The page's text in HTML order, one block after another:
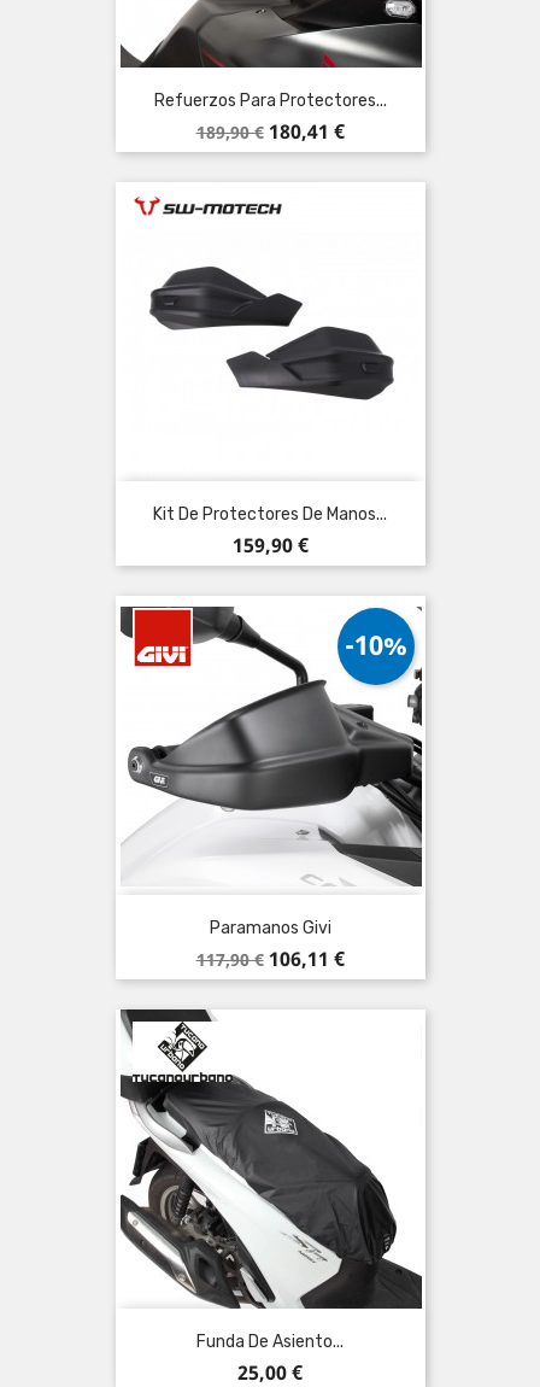
Refuerzos Para Protectores...
Precio
base
189,90 € Precio
180,41 €
Kit De Protectores De Manos...
Precio
159,90 €
Paramanos Givi
Precio
base
117,90 €
-10%
Precio
106,11 €
Funda De Asiento...
Precio
25,00 €